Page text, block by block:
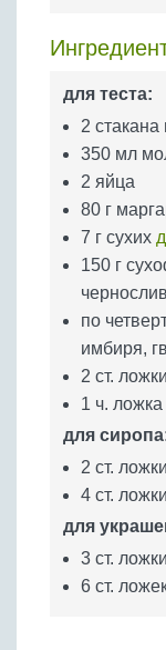
Яйца
для теста:
2 стакана
350 мл
2 яйца
80 г
7 г сухих
150 г
по
имбиря,
2 ст.
1 ч. ложка
для
2 ст.
4 ст.
для
3 ст.
6 ст.